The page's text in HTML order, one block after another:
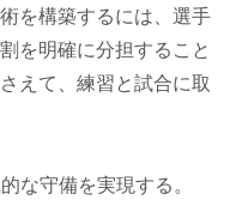
を構築するには、選手
を明確に分担すること
えて、練習と試合に取
な守備を実現する。